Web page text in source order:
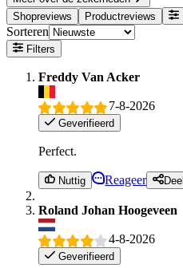
Shopreviews
Productreviews
Sorteren
Filters
Freddy Van Acker
7-8-2026
Geverifieerd
Perfect.
Nuttig Reageer Deel
Roland Johan Hoogeveen
4-8-2026
Geverifieerd